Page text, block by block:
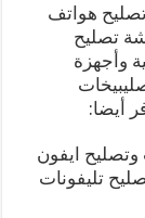
هواتف
تصليح
وأجهزة
أيضا:
ايفون
تليفونات